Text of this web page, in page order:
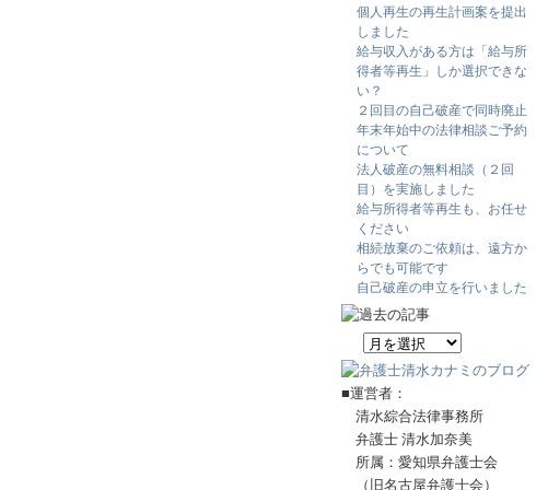
個人再生の再生計画案を提出
しました
給与収入がある方は「給与所
得者等再生」しか選択できな
い？
２回目の自己破産で同時廃止
年末年始中の法律相談ご予約
について
法人破産の無料相談（２回
目）を実施しました
給与所得者等再生も、お任せ
ください
相続放棄のご依頼は、遠方か
らでも可能です
自己破産の申立を行いました
■運営者：
清水綜合法律事務所
弁護士 清水加奈美
所属：愛知県弁護士会
（旧名古屋弁護士会）